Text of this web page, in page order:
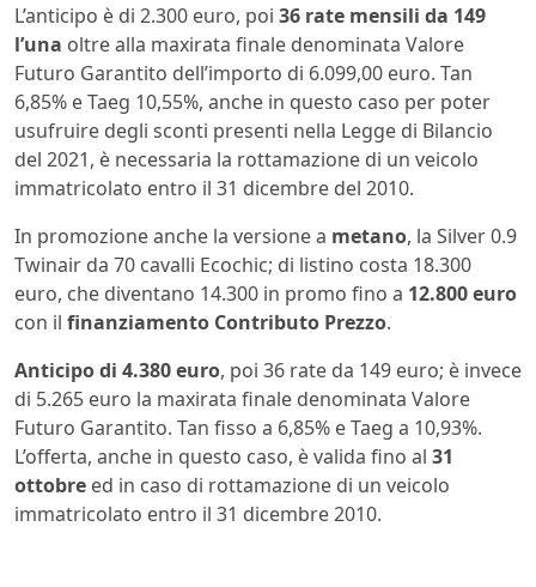
L’anticipo è di 2.300 euro, poi 36 rate mensili da 149
l’una oltre alla maxirata finale denominata Valore
Futuro Garantito dell’importo di 6.099,00 euro. Tan
6,85% e Taeg 10,55%, anche in questo caso per poter
usufruire degli sconti presenti nella Legge di Bilancio
del 2021, è necessaria la rottamazione di un veicolo
immatricolato entro il 31 dicembre del 2010.
In promozione anche la versione a metano, la Silver 0.9
Twinair da 70 cavalli Ecochic; di listino costa 18.300
euro, che diventano 14.300 in promo fino a 12.800 euro
con il finanziamento Contributo Prezzo.
Anticipo di 4.380 euro, poi 36 rate da 149 euro; è invece
di 5.265 euro la maxirata finale denominata Valore
Futuro Garantito. Tan fisso a 6,85% e Taeg a 10,93%.
L’offerta, anche in questo caso, è valida fino al 31
ottobre ed in caso di rottamazione di un veicolo
immatricolato entro il 31 dicembre 2010.